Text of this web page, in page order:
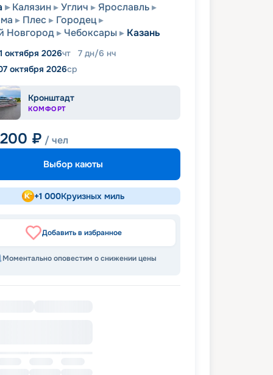
Калязин Углич
Ярославль
Плес
Городец
Новгород
Чебоксары Казань
октября 2026чт 7 дн/6 нч
октября 2026ср
Кронштадт
КОМФОРТ
₽ / чел
Выбор каюты
+1 000Круизных миль
Добавить в избранное
Моментально оповестим о снижении цены